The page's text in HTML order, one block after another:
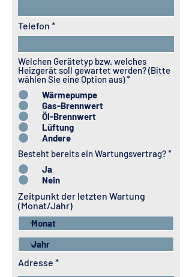
Telefon
Welchen Gerätetyp bzw. welches
Heizgerät soll gewartet werden? (Bitte
wählen Sie eine Option aus)*
Wärmepumpe
Gas-Brennwert
Öl-Brennwert
Lüftung
Andere
Besteht bereits ein Wartungsvertrag?*
Ja
Nein
Zeitpunkt der letzten Wartung
(Monat/Jahr)
Adresse